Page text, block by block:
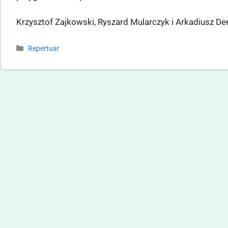
Krzysztof Zajkowski, Ryszard Mularczyk i Arkadiusz
Repertuar